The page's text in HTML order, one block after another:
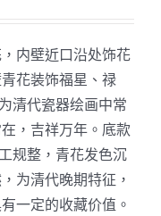
内壁近口沿处饰花
花装饰福星、禄
清代瓷器绘画中常
，吉祥万年。底款
规整，青花发色沉
为清代晚期特征，
一定的收藏价值。